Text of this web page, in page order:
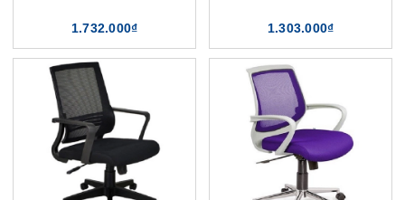
1.732.000₫ 1.303.000₫